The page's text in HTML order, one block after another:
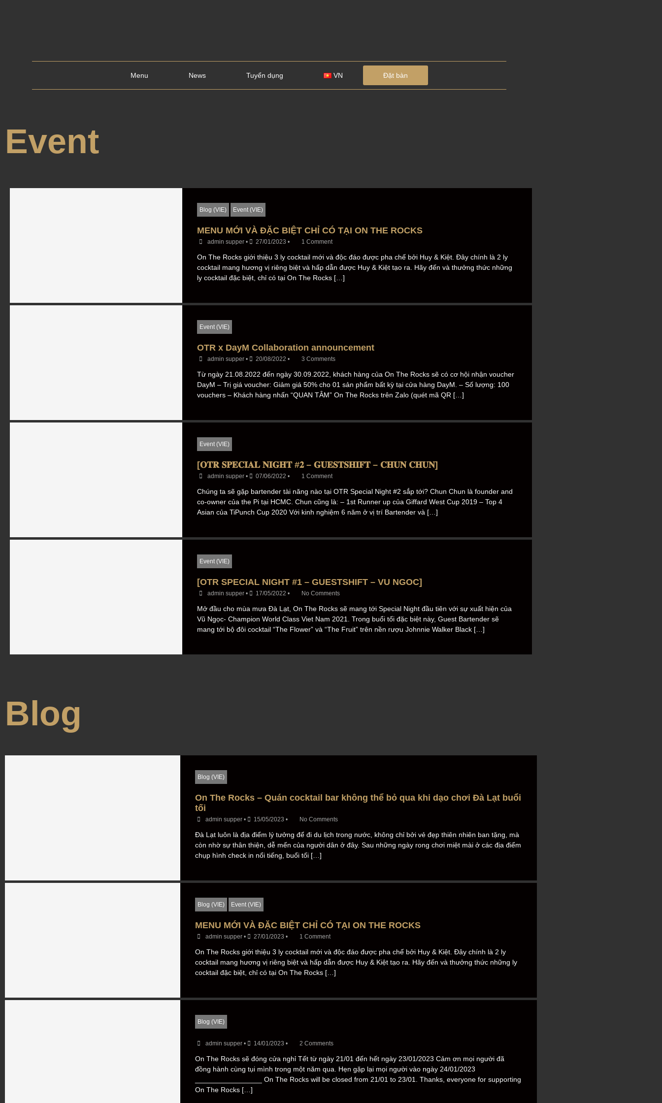
Menu News Tuyển dụng VN Đặt bàn
Event
Blog (VIE) Event (VIE)
MENU MỚI VÀ ĐẶC BIỆT CHỈ CÓ TẠI ON THE ROCKS
admin supper • 27/01/2023 • 1 Comment
On The Rocks giới thiệu 3 ly cocktail mới và độc đáo được pha chế bởi Huy & Kiệt. Đây chính là 2 ly
cocktail mang hương vị riêng biệt và hấp dẫn được Huy & Kiệt tạo ra. Hãy đến và thưởng thức những
ly cocktail đặc biệt, chỉ có tại On The Rocks […]
Event (VIE)
OTR x DayM Collaboration announcement
admin supper • 20/08/2022 • 3 Comments
Từ ngày 21.08.2022 đến ngày 30.09.2022, khách hàng của On The Rocks sẽ có cơ hội nhận voucher
DayM – Trị giá voucher: Giảm giá 50% cho 01 sản phẩm bất kỳ tại cửa hàng DayM. – Số lượng: 100
vouchers – Khách hàng nhấn “QUAN TÂM” On The Rocks trên Zalo (quét mã QR […]
Event (VIE)
[𝐎𝐓𝐑 𝐒𝐏𝐄𝐂𝐈𝐀𝐋 𝐍𝐈𝐆𝐇𝐓 #𝟐 – 𝐆𝐔𝐄𝐒𝐓𝐒𝐇𝐈𝐅𝐓 – 𝐂𝐇𝐔𝐍 𝐂𝐇𝐔𝐍]
admin supper • 07/06/2022 • 1 Comment
Chúng ta sẽ gặp bartender tài năng nào tại OTR Special Night #2 sắp tới? Chun Chun là founder and
co-owner của the Pi tại HCMC. Chun cũng là: – 1st Runner up của Giffard West Cup 2019 – Top 4
Asian của TiPunch Cup 2020 Với kinh nghiệm 6 năm ở vị trí Bartender và […]
Event (VIE)
[OTR SPECIAL NIGHT #1 – GUESTSHIFT – VU NGOC]
admin supper • 17/05/2022 • No Comments
Mở đầu cho mùa mưa Đà Lạt, On The Rocks sẽ mang tới Special Night đầu tiên với sự xuất hiện của
Vũ Ngọc- Champion World Class Viet Nam 2021. Trong buổi tối đặc biệt này, Guest Bartender sẽ
mang tới bộ đôi cocktail “The Flower” và “The Fruit” trên nền rượu Johnnie Walker Black […]
Blog
Blog (VIE)
On The Rocks – Quán cocktail bar không thể bỏ qua khi dạo chơi Đà Lạt buổi
tối
admin supper • 15/05/2023 • No Comments
Đà Lạt luôn là địa điểm lý tưởng để đi du lịch trong nước, không chỉ bởi vẻ đẹp thiên nhiên ban tặng, mà
còn nhờ sự thân thiện, dễ mến của người dân ở đây. Sau những ngày rong chơi miệt mài ở các địa điểm
chụp hình check in nổi tiếng, buổi tối […]
Blog (VIE) Event (VIE)
MENU MỚI VÀ ĐẶC BIỆT CHỈ CÓ TẠI ON THE ROCKS
admin supper • 27/01/2023 • 1 Comment
On The Rocks giới thiệu 3 ly cocktail mới và độc đáo được pha chế bởi Huy & Kiệt. Đây chính là 2 ly
cocktail mang hương vị riêng biệt và hấp dẫn được Huy & Kiệt tạo ra. Hãy đến và thưởng thức những ly
cocktail đặc biệt, chỉ có tại On The Rocks […]
Blog (VIE)
admin supper • 14/01/2023 • 2 Comments
On The Rocks sẽ đóng cửa nghỉ Tết từ ngày 21/01 đến hết ngày 23/01/2023 Cảm ơn mọi người đã
đồng hành cùng tụi mình trong một năm qua. Hẹn gặp lại mọi người vào ngày 24/01/2023
_________________ On The Rocks will be closed from 21/01 to 23/01. Thanks, everyone for supporting
On The Rocks […]